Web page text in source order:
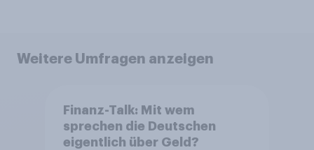
Weitere Umfragen anzeigen
Finanz-Talk: Mit wem
sprechen die Deutschen
eigentlich über Geld?